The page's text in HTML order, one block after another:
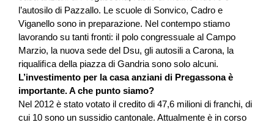
l’autosilo di Pazzallo. Le scuole di Sonvico, Cadro e
Viganello sono in preparazione. Nel contempo stiamo
lavorando su tanti fronti: il polo congressuale al Campo
Marzio, la nuova sede del Dsu, gli autosili a Carona, la
riqualiﬁca della piazza di Gandria sono solo alcuni.
L’investimento per la casa anziani di Pregassona è
importante. A che punto siamo?
Nel 2012 è stato votato il credito di 47,6 milioni di franchi, di
cui 10 sono un sussidio cantonale. Attualmente è in corso